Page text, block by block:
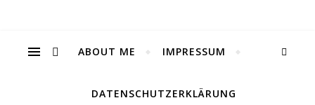
ABOUT ME IMPRESSUM
DATENSCHUTZERKLÄRUNG